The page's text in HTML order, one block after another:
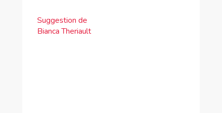
Suggestion de
Bianca Theriault